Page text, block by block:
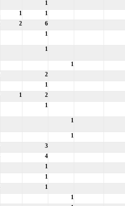
1
1 1
2 6
1
1
1
2
1
1 2
1
1
1
3
4
1
1
1
1